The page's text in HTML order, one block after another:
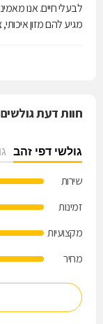
לבעלי חיים. אנו
מגיע להם מזון
וכמובן הסברים,
אזורי משלוחים-
חוות דעת גולשים
גולשי דפי זהב
שירות
זמינות
מקצועיות
מחיר